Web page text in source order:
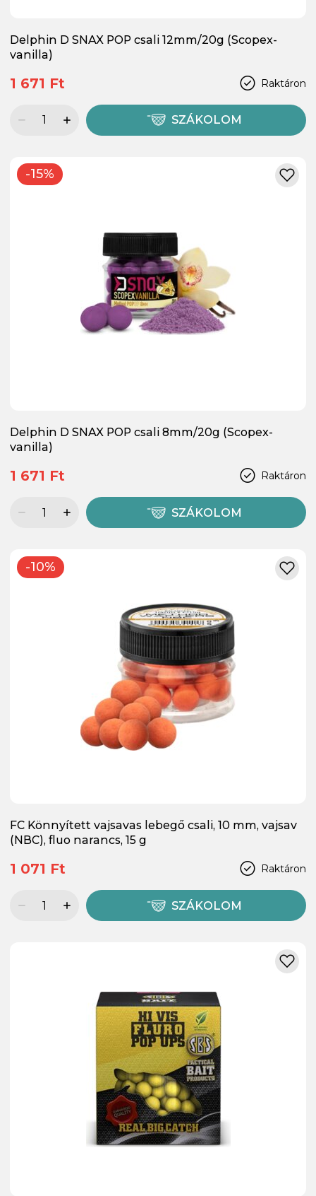
Delphin D SNAX POP csali 12mm/20g (Scopex-
vanilla)
Raktáron
1 671 Ft
SZÁKOLOM
-15%
Delphin D SNAX POP csali 8mm/20g (Scopex-
vanilla)
Raktáron
1 671 Ft
SZÁKOLOM
-10%
FC Könnyített vajsavas lebegő csali, 10 mm, vajsav
(NBC), fluo narancs, 15 g
Raktáron
1 071 Ft
SZÁKOLOM